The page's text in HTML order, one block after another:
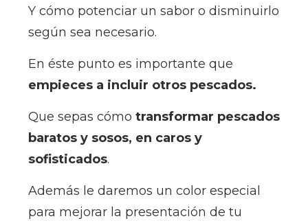
Y cómo potenciar un sabor o disminuirlo
según sea necesario.
En éste punto es importante que
empieces a incluir otros pescados.
Que sepas cómo transformar pescados
baratos y sosos, en caros y
sofisticados.
Además le daremos un color especial
para mejorar la presentación de tu